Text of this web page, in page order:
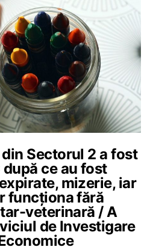
Sectorul 2 a fost
ce au fost
mizerie, iar
funcționa fără
veterinară / A
de Investigare